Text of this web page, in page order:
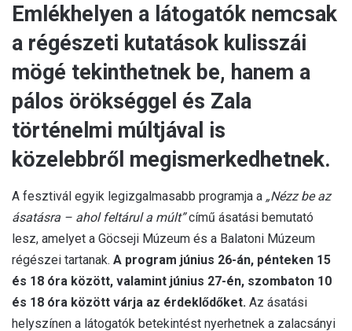
Emlékhelyen a látogatók nemcsak
a régészeti kutatások kulisszái
mögé tekinthetnek be, hanem a
pálos örökséggel és Zala
történelmi múltjával is
közelebbről megismerkedhetnek.
A fesztivál egyik legizgalmasabb programja a „Nézz be az
ásatásra – ahol feltárul a múlt”című ásatási bemutató
lesz, amelyet a Göcseji Múzeum és a Balatoni Múzeum
régészei tartanak. A program június 26-án, pénteken 15
és 18 óra között, valamint június 27-én, szombaton 10
és 18 óra között várja az érdeklődőket. Az ásatási
helyszínen a látogatók betekintést nyerhetnek a zalacsányi